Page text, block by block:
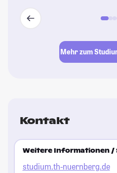
Mehr zum
Kontakt
Weitere Informationen /
studium.th-nuernberg.de